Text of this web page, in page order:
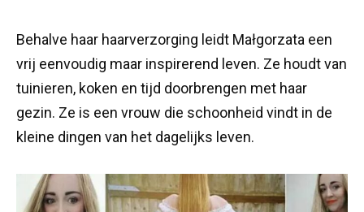
Behalve haar haarverzorging leidt Małgorzata een
vrij eenvoudig maar inspirerend leven. Ze houdt van
tuinieren, koken en tijd doorbrengen met haar
gezin. Ze is een vrouw die schoonheid vindt in de
kleine dingen van het dagelijks leven.